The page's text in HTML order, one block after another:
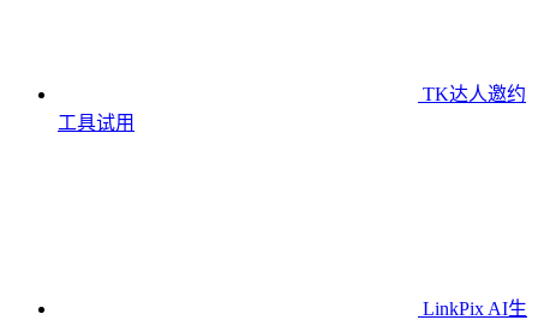
TK达人邀约
工具试用
LinkPix AI生